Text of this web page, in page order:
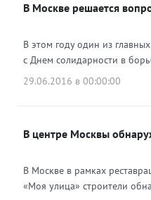
В Москве решается
В этом году один из
с Днем солидарности в
29.06.2016 в 00:00:00
В центре Москвы
В Москве в рамках
«Моя улица» строители